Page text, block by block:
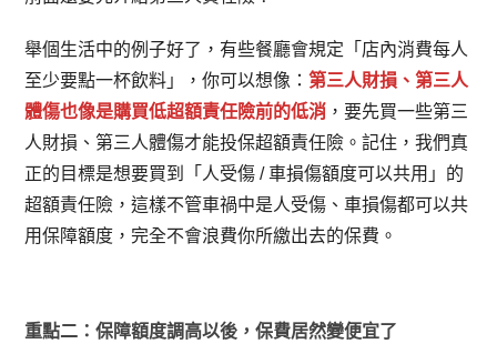
舉個生活中的例子好了，有些餐廳會規定「店內消費每人
至少要點一杯飲料」，你可以想像：第三人財損、第三人
體傷也像是購買低超額責任險前的低消 ，要先買一些第三
人財損、第三人體傷才能投保超額責任險。記住，我們真
正的目標是想要買到「人受傷 / 車損傷額度可以共用」的
超額責任險，這樣不管車禍中是人受傷、車損傷都可以共
用保障額度，完全不會浪費你所繳出去的保費。
重點二：保障額度調高以後，保費居然變便宜了